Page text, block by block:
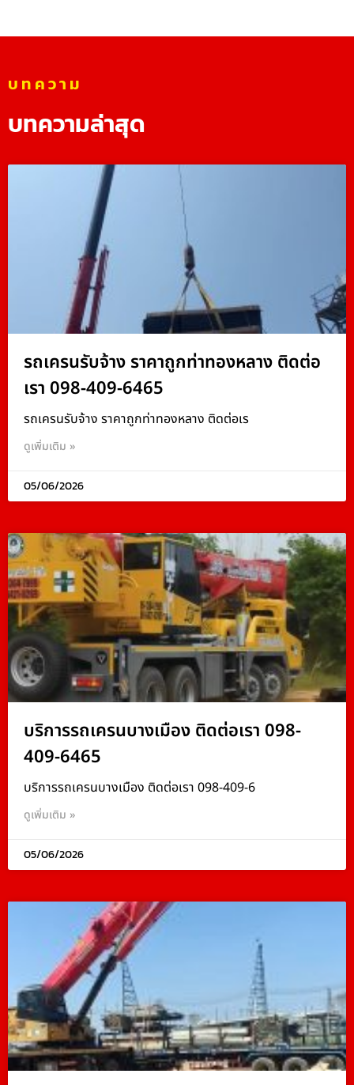
บทความ
บทความล่าสุด
รถเครนรับจ้าง ราคาถูกท่าทองหลาง ติดต่อ
เรา 098-409-6465
รถเครนรับจ้าง ราคาถูกท่าทองหลาง ติดต่อเร
ดูเพิ่มเติม »
05/06/2026
บริการรถเครนบางเมือง ติดต่อเรา 098-
409-6465
บริการรถเครนบางเมือง ติดต่อเรา 098-409-6
ดูเพิ่มเติม »
05/06/2026